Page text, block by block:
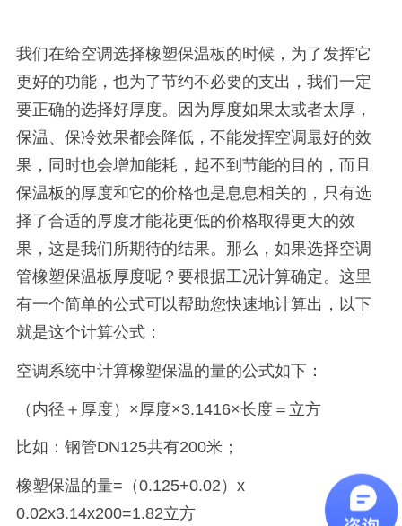
我们在给空调选择橡塑保温板的时候，为了发挥它
更好的功能，也为了节约不必要的支出，我们一定
要正确的选择好厚度。因为厚度如果太或者太厚，
保温、保冷效果都会降低，不能发挥空调最好的效
果，同时也会增加能耗，起不到节能的目的，而且
保温板的厚度和它的价格也是息息相关的，只有选
择了合适的厚度才能花更低的价格取得更大的效
果，这是我们所期待的结果。那么，如果选择空调
管橡塑保温板厚度呢？要根据工况计算确定。这里
有一个简单的公式可以帮助您快速地计算出，以下
就是这个计算公式：
空调系统中计算橡塑保温的量的公式如下：
（内径＋厚度）×厚度×3.1416×长度＝立方
比如：钢管DN125共有200米；
橡塑保温的量= （0.125+0.02 ） x
0.02x3.14x200=1.82立方